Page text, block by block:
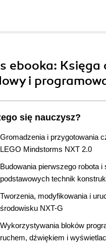
ebooka: Księga
i
się nauczysz?
Gromadzenia i przygotowania
LEGO Mindstorms NXT 2.0
Budowania pierwszego robota i
podstawowych technik
Tworzenia, modyfikowania i
środowisku NXT-G
Wykorzystywania bloków
ruchem, dźwiękiem i